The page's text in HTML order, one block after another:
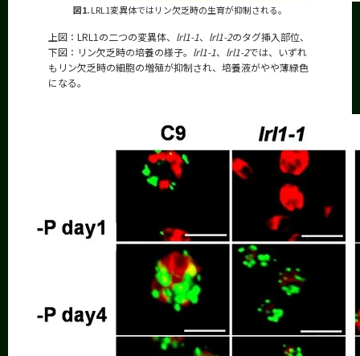
図1.LRL1変異体ではリン欠乏時の生育が抑制される。
上図：LRL1の二つの変異体、 lrl1-1、 lrl1-2のタグ挿入部位、
下図：リン欠乏時の培養の様子。 lrl1-1、 lrl1-2では、いずれ
もリン欠乏時の細胞の増殖が抑制され、培養液がやや薄緑色
になる。